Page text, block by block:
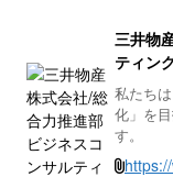
三井物
ティン
私たち
化」を
す。